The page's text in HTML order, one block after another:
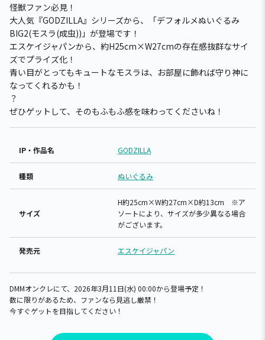
怪獣ファン必見！
大人気『GODZILLA』シリーズから、「デフォルメぬいぐるみ
BIG2(モスラ(成虫))」が登場です！
エスケイジャパンから、約H25cm×W27cmの存在感抜群なサイ
ズでプライズ化！
青い目がとってもキュートなモスラは、お部屋に飾れば守り神に
なってくれるかも！
？
ぜひゲットして、そのもふもふ感を味わってくださいね！
IP・作品名 GODZILLA
種類 ぬいぐるみ
サイズ
H約25cm×W約27cm×D約13cm ※ア
ソートにより、サイズが多少異なる場合
がございます。
発売元 エスケイジャパン
DMMオンクレにて、2026年3月11日(水) 00:00から登場予定！
数に限りがあるため、ファンなら見逃し厳禁！
今すぐゲットを目指してください！